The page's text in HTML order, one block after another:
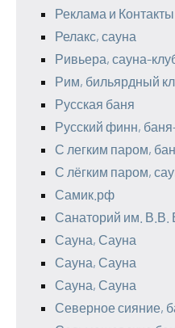
Реклама и Контакты
Релакс, сауна
Ривьера, сауна-
Рим, бильярдный
Русская баня
Русский финн,
С легким паром,
С лёгким паром,
Самик.рф
Санаторий им. В.В.
Сауна, Сауна
Сауна, Сауна
Сауна, Сауна
Северное сияние,